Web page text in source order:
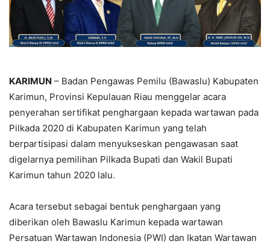
KARIMUN – Badan Pengawas Pemilu (Bawaslu) Kabupaten
Karimun, Provinsi Kepulauan Riau menggelar acara
penyerahan sertifikat penghargaan kepada wartawan pada
Pilkada 2020 di Kabupaten Karimun yang telah
berpartisipasi dalam menyukseskan pengawasan saat
digelarnya pemilihan Pilkada Bupati dan Wakil Bupati
Karimun tahun 2020 lalu.
Acara tersebut sebagai bentuk penghargaan yang
diberikan oleh Bawaslu Karimun kepada wartawan
Persatuan Wartawan Indonesia (PWI) dan Ikatan Wartawan